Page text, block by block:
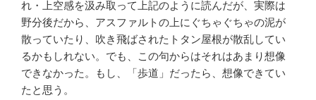
れ・上空感を汲み取って上記のように読んだが、実際は
野分後だから、アスファルトの上にぐちゃぐちゃの泥が
散っていたり、吹き飛ばされたトタン屋根が散乱してい
るかもしれない。でも、この句からはそれはあまり想像
できなかった。もし、「歩道」だったら、想像できてい
たと思う。